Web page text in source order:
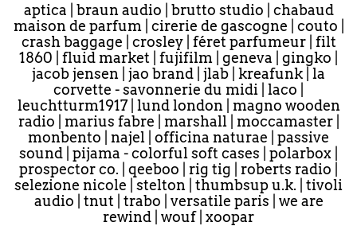
aptica
braun audio brutto studio
chabaud
maison de parfum
cirerie de gascogne couto
crash baggage
crosley| féret parfumeur| filt
1860
fluid market fujifilm geneva gingko
jacob jensen
jao brand jlab kreafunk la
corvette - savonnerie du midi
laco
leuchtturm1917| lund london
magno wooden
radio
marius fabre marshall moccamaster|
monbento
najel officina naturae
passive
sound pijama - colorful soft cases polarbox
prospector co.
qeeboo rig tig roberts radio
selezione nicole
stelton thumbsup u.k.
tivoli
audio
tnut trabo versatile paris
we are
rewind wouf| xoopar